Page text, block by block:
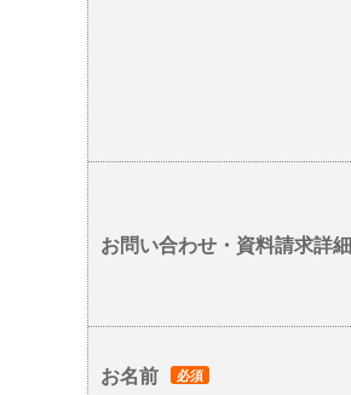
お問い合わせ・資料請求詳細
お名前